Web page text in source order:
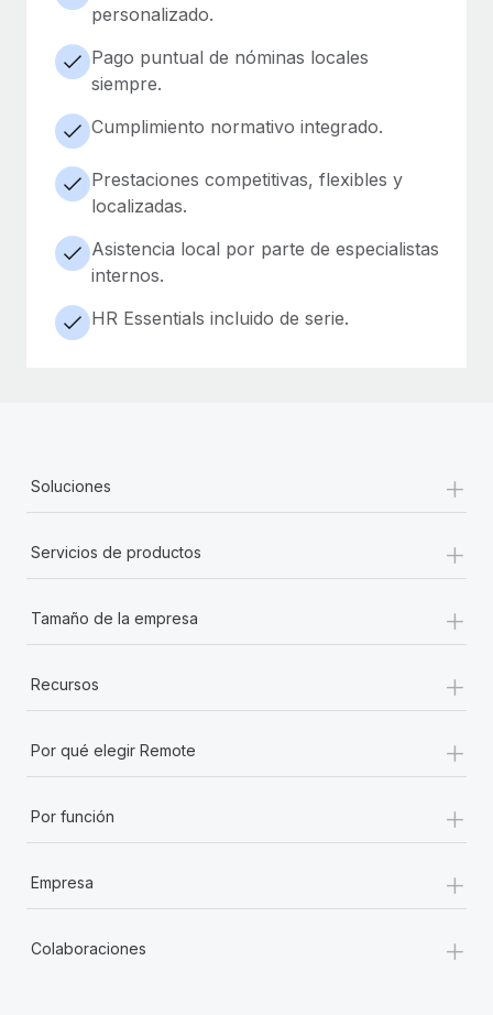
personalizado.
Pago puntual de nóminas locales
siempre.
Cumplimiento normativo integrado.
Prestaciones competitivas, flexibles y
localizadas.
Asistencia local por parte de especialistas
internos.
HR Essentials incluido de serie.
Soluciones +
Servicios de productos +
Tamaño de la empresa +
Recursos +
Por qué elegir Remote +
Por función +
Empresa +
Colaboraciones +